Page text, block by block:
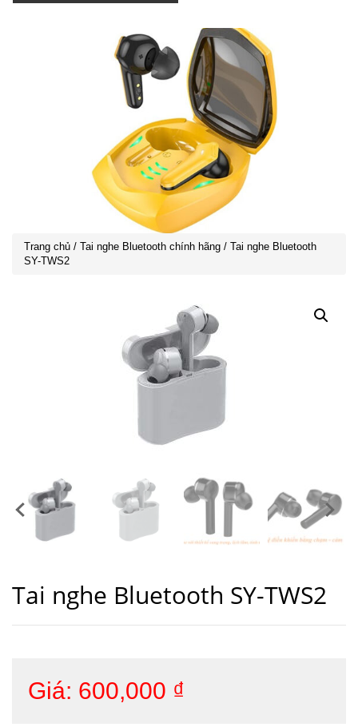
Trang chủ / Tai nghe Bluetooth chính hãng / Tai nghe Bluetooth
SY-TWS2
Tai nghe Bluetooth SY-TWS2
Giá: 600,000 ₫